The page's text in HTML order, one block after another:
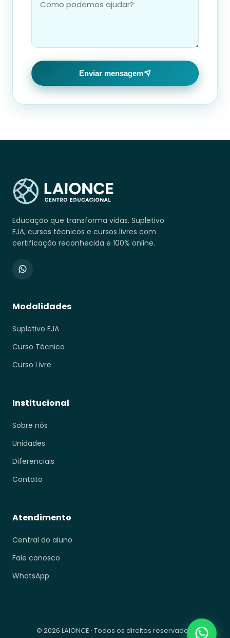
Enviar mensagem
Educação que transforma vidas. Supletivo
EJA, cursos técnicos e cursos livres com
certificação reconhecida e 100% online.
Modalidades
Supletivo EJA
Curso Técnico
Curso Livre
Institucional
Sobre nós
Unidades
Diferenciais
Contato
Atendimento
Central do aluno
Fale conosco
WhatsApp
© 2026 LAIONCE · Todos os direitos reservados.